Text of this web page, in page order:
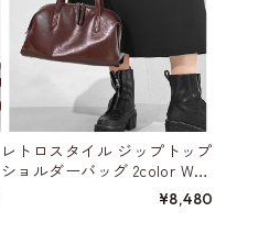
レトロスタイル ジップトップ
ショルダーバッグ 2color W10
¥8,480